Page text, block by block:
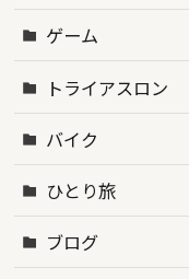
ゲーム
トライアスロン
バイク
ひとり旅
ブログ